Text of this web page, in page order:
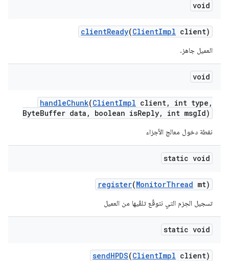
void
clientReady(ClientImpl client)
العميل جاهز.
void
handleChunk(ClientImpl client, int type ,
ByteBuffer data , boolean isReply, int msgId)
نقطة دخول معالج الأجزاء
static void
register(MonitorThread mt)
تسجيل الحِزم التي نتوقّع تلقّيها من العميل
static void
sendHPDS(ClientImpl client)